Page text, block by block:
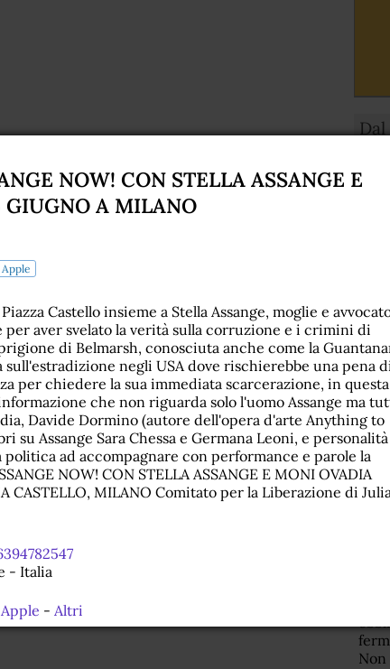
Un
dei
Non
NOW! CON STELLA ASSANGE E
A MILANO
Apple
Castello insieme a Stella Assange, moglie e
per aver svelato la verità sulla corruzione e i crimini di
di Belmarsh, conosciuta anche come la
negli USA dove rischierebbe una pena
per chiedere la sua immediata scarcerazione, in questa
che non riguarda solo l'uomo Assange ma
Davide Dormino (autore dell'opera d'arte Anything to
Assange Sara Chessa e Germana Leoni, e personalità
ad accompagnare con performance e parole la
NOW! CON STELLA ASSANGE E MONI OVADIA
CASTELLO, MILANO Comitato per la Liberazione di
- Italia
Apple - Altri